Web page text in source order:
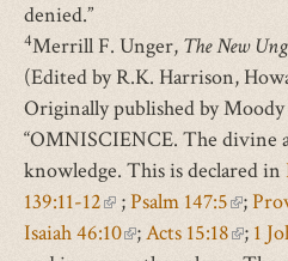
denied.”
4Merrill F. Unger, The New
(Edited by R.K. Harrison,
Originally published by Moody
“OMNISCIENCE. The divine
knowledge. This is declared in
139:11-12(link
is
;Psalm 147:5(link
is
;
Isaiah 46:10(link
;Acts 15:18(link
; 1